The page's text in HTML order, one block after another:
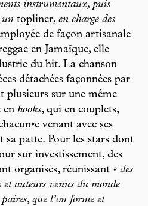
instrumentaux, puis
un topliner, en charge des
de façon artisanale
en Jamaïque, elle
du hit. La chanson
détachées façonnées par
plusieurs sur une même
en hooks, qui en couplets,
venant avec ses
sa patte. Pour les stars dont
sur investissement, des
organisés, réunissant « des
et auteurs venus du monde
paires, que l’on forme et